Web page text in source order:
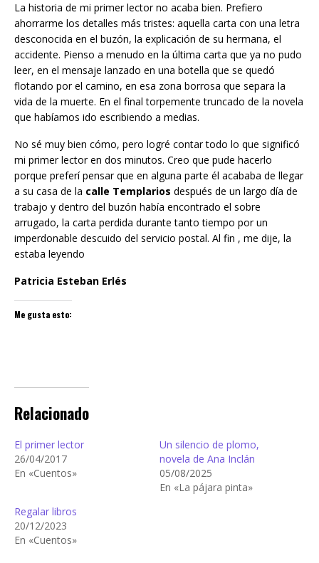
La historia de mi primer lector no acaba bien. Prefiero
ahorrarme los detalles más tristes: aquella carta con una letra
desconocida en el buzón, la explicación de su hermana, el
accidente. Pienso a menudo en la última carta que ya no pudo
leer, en el mensaje lanzado en una botella que se quedó
flotando por el camino, en esa zona borrosa que separa la
vida de la muerte. En el final torpemente truncado de la novela
que habíamos ido escribiendo a medias.
No sé muy bien cómo, pero logré contar todo lo que significó
mi primer lector en dos minutos. Creo que pude hacerlo
porque preferí pensar que en alguna parte él acababa de llegar
a su casa de la calle Templarios después de un largo día de
trabajo y dentro del buzón había encontrado el sobre
arrugado, la carta perdida durante tanto tiempo por un
imperdonable descuido del servicio postal. Al fin , me dije, la
estaba leyendo
Patricia Esteban Erlés
Me gusta esto:
Relacionado
El primer lector
26/04/2017
En «Cuentos»
Un silencio de plomo,
novela de Ana Inclán
05/08/2025
En «La pájara pinta»
Regalar libros
20/12/2023
En «Cuentos»